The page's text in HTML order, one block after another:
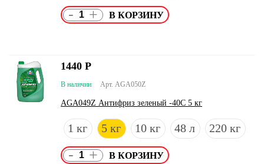
- +
Арт. AGA050Z
В наличии
AGA049Z Антифриз зеленый -40С 5 кг
1 кг 5 кг 10 кг 48 л 220 кг
1440 Р
- +